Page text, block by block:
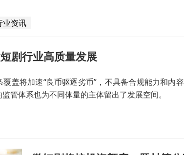
业资讯
剧行业高质量发展
盖将加速“良币驱逐劣币”，不具备合规能力和内
管体系也为不同体量的主体留出了发展空间。